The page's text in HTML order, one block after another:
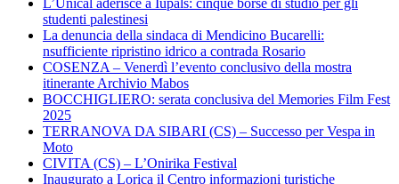
studenti palestinesi
La denuncia della sindaca di Mendicino Bucarelli:
nsufficiente ripristino idrico a contrada Rosario
COSENZA – Venerdì l’evento conclusivo della mostra
itinerante Archivio Mabos
BOCCHIGLIERO: serata conclusiva del Memories Film Fest
2025
TERRANOVA DA SIBARI (CS) – Successo per Vespa in
Moto
CIVITA (CS) – L’Onirika Festival
Inaugurato a Lorica il Centro informazioni turistiche